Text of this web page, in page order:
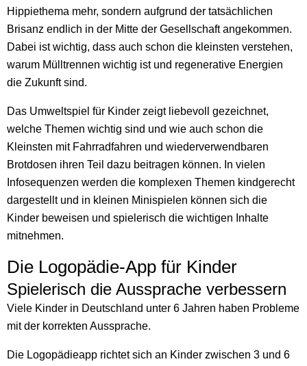
Hippiethema mehr, sondern aufgrund der tatsächlichen
Brisanz endlich in der Mitte der Gesellschaft angekommen.
Dabei ist wichtig, dass auch schon die kleinsten verstehen,
warum Mülltrennen wichtig ist und regenerative Energien
die Zukunft sind.
Das Umweltspiel für Kinder zeigt liebevoll gezeichnet,
welche Themen wichtig sind und wie auch schon die
Kleinsten mit Fahrradfahren und wiederverwendbaren
Brotdosen ihren Teil dazu beitragen können. In vielen
Infosequenzen werden die komplexen Themen kindgerecht
dargestellt und in kleinen Minispielen können sich die
Kinder beweisen und spielerisch die wichtigen Inhalte
mitnehmen.
Die Logopädie-App für Kinder
Spielerisch die Aussprache verbessern
Viele Kinder in Deutschland unter 6 Jahren haben Probleme
mit der korrekten Aussprache.
Die Logopädieapp richtet sich an Kinder zwischen 3 und 6